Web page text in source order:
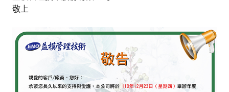
敬上